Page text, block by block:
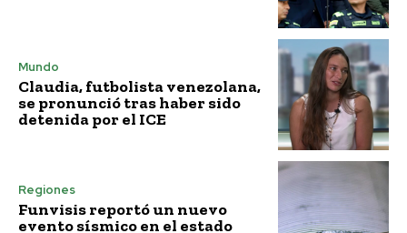
Mundo
Claudia, futbolista venezolana,
se pronunció tras haber sido
detenida por el ICE
Regiones
Funvisis reportó un nuevo
evento sísmico en el estado